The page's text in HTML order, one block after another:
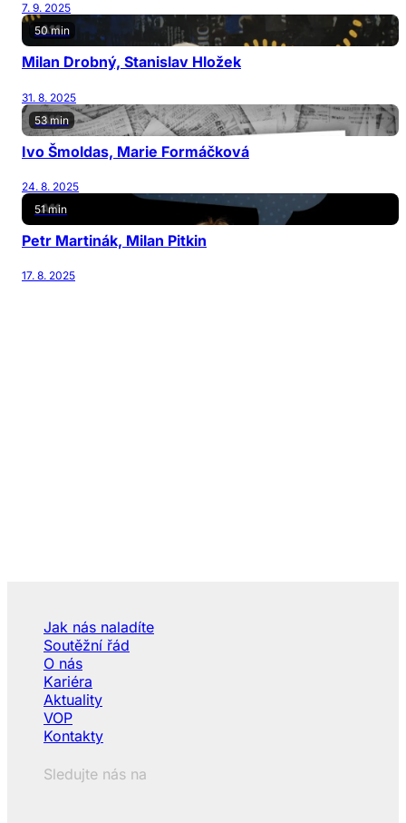
7. 9. 2025
50 min
Milan Drobný, Stanislav Hložek
31. 8. 2025
53 min
Ivo Šmoldas, Marie Formáčková
24. 8. 2025
51 min
Petr Martinák, Milan Pitkin
17. 8. 2025
Jak nás naladíte
Soutěžní řád
O nás
Kariéra
Aktuality
VOP
Kontakty
Sledujte nás na